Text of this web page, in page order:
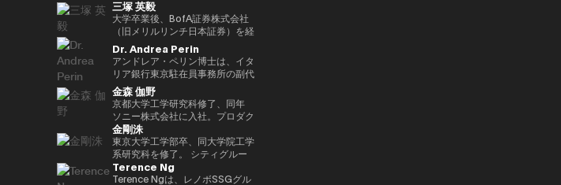
のスキルを育む放課後型デジタル
ラボ、Dalton Learning Labを設
立しました。また、テクノロジー
における社会的意義のある課題を
研究するOutblazeのリサーチ部
門、ThinkBlazeの創設者でもあ
ります。 2018年以降、Yat氏は
ゲーム業界におけるブロックチェ
ーンおよびNFT（非代替性トーク
ン）の活用を早期から提唱してき
ました。これにより、ゲーマーは
ゲーム内資産やデータ、ひいては
価値そのものを真に所有できるよ
うになると考えられています。分
散型アプリケーションとデジタル
ダー（thought leader）として
も知られ、Ethereum や Tether
を含む主要ブロックチェーンプロ
ジェクトの初期マーケティングお
よびアドバイザリーに関与した人
物である。こうした功績から、
CNBC により「クリプト界のゴ
ッドファーザー（the Godfather
of Crypto）」と称されている。
2013年には BitAngels を、2014
年には BitAngels Fund 1 を共同
設立。同ファンドは、イーサリア
ムのクラウドセールにおいて、1
トークン30セントという価格で
100万ドルを投資したことで知ら
期修了。
PwCJapanのCEO Office（経営
企画）にて、リーダーシップチー
ムの戦略的な議論をサポート。
2018年7月、世界的な暗号資産取
引所であるKrakenを運営する
Payward, Inc.（米国）に入社
し、金融庁登録に貢献。2020年3
月より同社日本代表就任。 2022
年7月Binance日本代表に就任。
オックスフォード大学経営学修士
（MBA）修了。
る。また日本国内の証券会社、運
用会社、取引所・交換所、電子取
引プラットフォームとのビジネス
開発を担当し、同社の日本関連の
ビジネス全般に携わる。 FLOW
TRADERSは東京証券取引所の
Best Market Makerとして毎年表
彰されるとともに、暗号資産等の
デジタルアセットや海外の暗号資
産ETFも積極的にマーケットメイ
クを行い、上場企業である同社は
伝統金融とデジタルアセット業界
の懸け橋としての強みを持つ。
本銀行決済機構局参事役。決済機
構局では、新しい技術を使った決
済高度化プロジェクトの企画・推
進（Project Agora等）、AIの金
融システムへの影響に関する国際
的検討等に従事。また、BIS決済
市場インフラ委員会（CPMI）、
G7デジタル決済専門家グループ
（2023年共同議長）、金融安定
委員会（FSB）イノベーションネ
ットワーク、BIS・中央銀行
CBDCグループなど、国際的な政
策協議体にも幅広く従事。 日本
銀行では、他に長崎支店長、香港
事務所長、金融機構局国際課長
事後、2024年3月よりブラックロ
ック・グローバル・マーケッツ部
長としてトレーディング、セキュ
リティーズ・レンディング、キャ
ッシュ・マネジメントを統括。ま
たデジタル戦略の分野においても
日本にて従事。2025年1月よりグ
ローバル・プロダクト・ソリュー
ション部を兼務し、同部内でトラ
ンジション・マネジメントを統
括。
三塚 英毅
大学卒業後、BofA証券株式会社
（旧メリルリンチ日本証券）を経
て、BNPパリバ証券株式会社にて
複数の役職を経た後、グローバル
マーケッツ統括本部COOに就
任。Web3企業の Animoca
Brands 株式会社にて創業時より
COOとして参画した後、2024年
3月より現職。
Dr. Andrea Perin
アンドレア・ペリン博士は、イタ
リア銀行東京駐在員事務所の副代
表です。この職務において、日
本、韓国、台湾、オーストラリ
ア、ニュージーランドにおける経
済政策論議ならびにマクロ経済・
金融動向の分析を担当していま
す。また、現地の金融・監督当
局、機関投資家、ビジネスコミュ
ニティとの対話を通じて、イタリ
金森 伽野
京都大学工学研究科修了、同年
ソニー株式会社に入社。プロダク
ト設計開発・商品企画・マーケテ
ィング業務に従事。その後、ネッ
ト証券でフィンテック新規事業立
ち上げ、カスタマーエクスペリエ
ンス、CX戦略推進などを経験。
金剛洙
東京大学工学部卒、同大学院工学
系研究科を修了。 シティグルー
プ証券株式会社に入社し、日本国
債・金利デリバティブのトレーデ
Terence Ng
Terence Ngは、レノボSSGグル